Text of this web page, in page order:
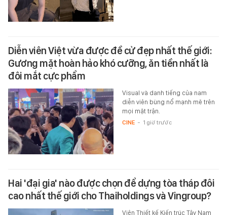
Diễn viên Việt vừa được đề cử đẹp nhất thế giới:
Gương mặt hoàn hảo khó cưỡng, ăn tiền nhất là
đôi mắt cực phẩm
Visual và danh tiếng của nam
diễn viên bùng nổ mạnh mẽ trên
mọi mặt trận.
CINE - 1 giờ trước
Hai 'đại gia' nào được chọn để dựng tòa tháp đôi
cao nhất thế giới cho Thaiholdings và Vingroup?
Viện Thiết kế Kiến trúc Tây Nam